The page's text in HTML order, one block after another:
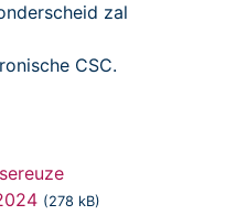
zal
CSC.
(278 kB)